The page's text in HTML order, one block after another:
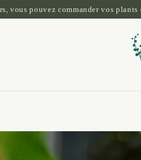
vous pouvez commander vos